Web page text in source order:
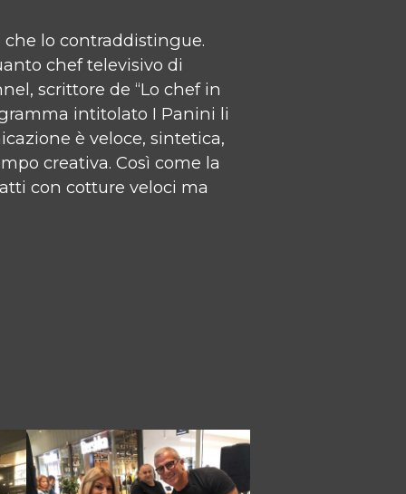
lo contraddistingue.
chef televisivo di
scrittore de “Lo chef in
intitolato I Panini li
è veloce, sintetica,
creativa. Così come la
con cotture veloci ma